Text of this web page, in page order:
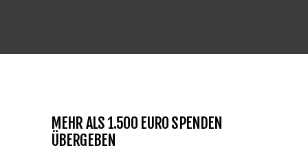
MEHR ALS 1.500 EURO SPENDEN
ÜBERGEBEN